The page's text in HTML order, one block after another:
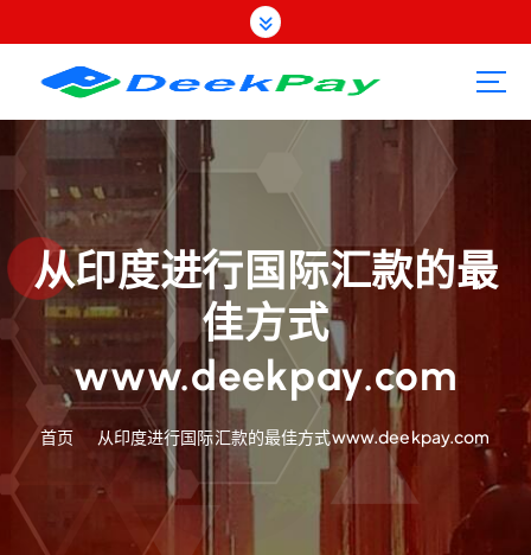
转
容
从印度进行国际汇款的最
佳方式
www.deekpay.com
首页 从印度进行国际汇款的最佳方式www.deekpay.com